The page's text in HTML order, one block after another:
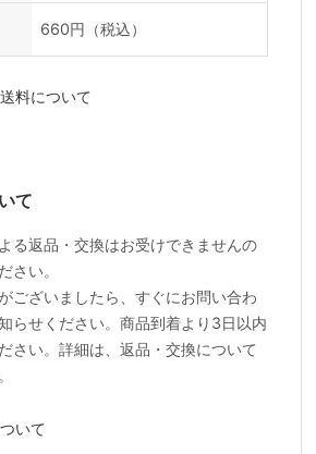
660円（税込）
料について
て
る返品・交換はお受けできませんの
さい。
ございましたら、すぐにお問い合わ
らせください。商品到着より3日以内
さい。詳細は、返品・交換について
いて